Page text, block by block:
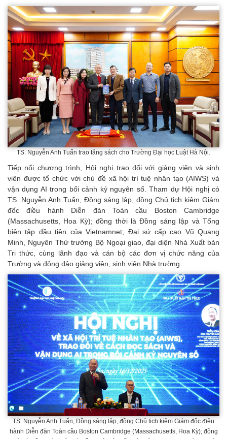
TS. Nguyễn Anh Tuấn trao tặng sách cho Trường Đại học Luật Hà Nội.
Tiếp nối chương trình, Hội nghị trao đổi với giảng viên và sinh
viên được tổ chức với chủ đề xã hội trí tuệ nhân tạo (AIWS) và
vận dụng AI trong bối cảnh kỷ nguyên số.Tham dự Hội nghị có
TS. Nguyễn Anh Tuấn, Đồng sáng lập, đồng Chủ tịch kiêm Giám
đốc điều hành Diễn đàn Toàn cầu Boston Cambridge
(Massachusetts, Hoa Kỳ); đồng thời là Đồng sáng lập và Tổng
biên tập đầu tiên của Vietnamnet; Đại sứ cấp cao Vũ Quang
Minh, Nguyên Thứ trưởng Bộ Ngoại giao, đại diện Nhà Xuất bản
Tri thức, cùng lãnh đạo và cán bộ các đơn vị chức năng của
Trường và đông đảo giảng viên, sinh viên Nhà trường.
TS. Nguyễn Anh Tuấn, Đồng sáng lập, đồng Chủ tịch kiêm Giám đốc điều
hành Diễn đàn Toàn cầu Boston Cambridge (Massachusetts, Hoa Kỳ); đồng